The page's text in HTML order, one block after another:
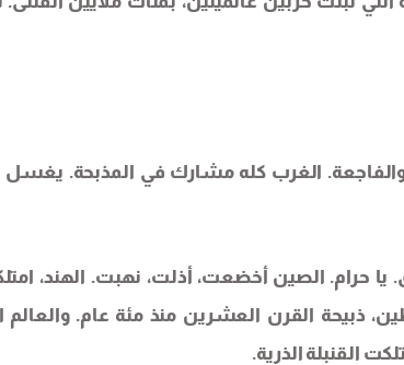
والفاجعة. الغرب كله مشارك في المذبحة. يغسل
حرام. الصين أخضعت، أذلت، نهبت. الهند،
ذبيحة القرن العشرين منذ مئة عام. والعالم
القنبلة الذرية.